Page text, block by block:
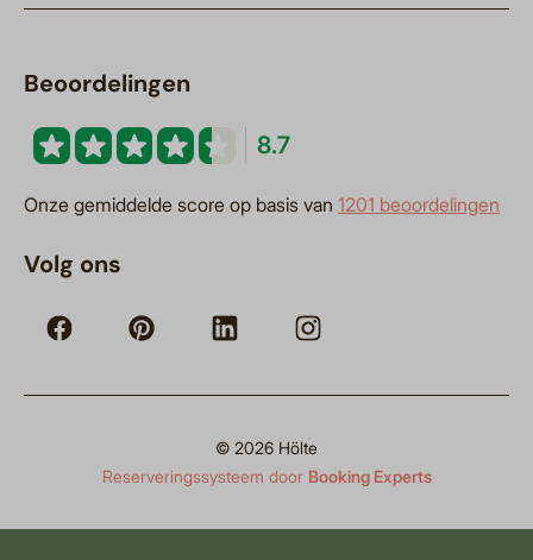
Beoordelingen
8.7
Onze gemiddelde score op basis van 1201 beoordelingen
Volg ons
© 2026 Hölte
Reserveringssysteem door Booking Experts